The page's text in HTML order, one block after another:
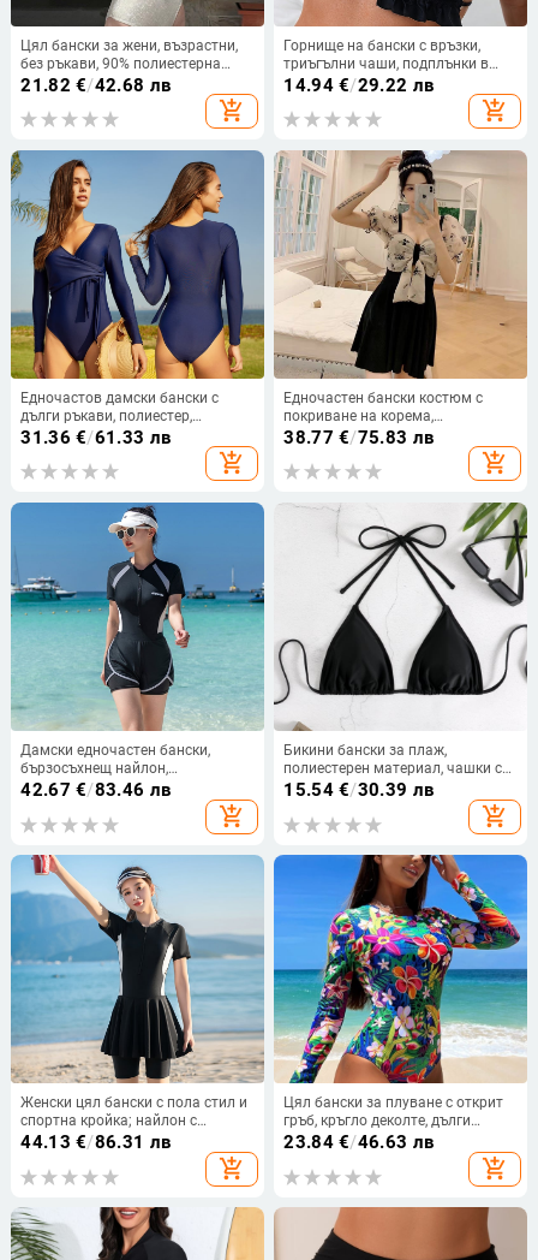
Цял бански за жени, възрастни,
без ръкави, 90% полиестерна
материя
21.82 €/42.68 лв
add_shopping_cart
Горнище на бански с връзки,
триъгълни чаши, подплънки в
чашите, нейлонова материя, без
14.94€/29.22 лв
add_shopping_cart
Едночастов дамски бански с
дълги ръкави, полиестер,
подплатени чашки, бързосъхнещ
31.36 €/61.33 лв
add_shopping_cart
Едночастен бански костюм с
покриване на корема,
консервативен стил;
бързосъхнеща материя, висока
еластичност; чашки с подплата,
38.77 €/75.83 лв
add_shopping_cart
Дамски едночастен бански,
бързосъхнещ найлон,
консервативен крой, висока
еластичност, с подплатени чашки
42.67 €/83.46 лв
add_shopping_cart
Бикини бански за плаж,
полиестерен материал, чашки с
подплата, подплата от полиестер
с 18% спандекс, секси едноцветен
дизайн
15.54€/30.39 лв
add_shopping_cart
Женски цял бански с пола стил и
спортна кройка; найлон с
еластан; подплата полиестер с
еластан; вградени подплънки за
бюст; къс ръкав; подходящ за
44.13 €/86.31 лв
add_shopping_cart
Цял бански за плуване с открит
гръб, кръгло деколте, дълги
ръкави, принт с разкъсани цветя
еластичност)
23.84€/46.63 лв
add_shopping_cart